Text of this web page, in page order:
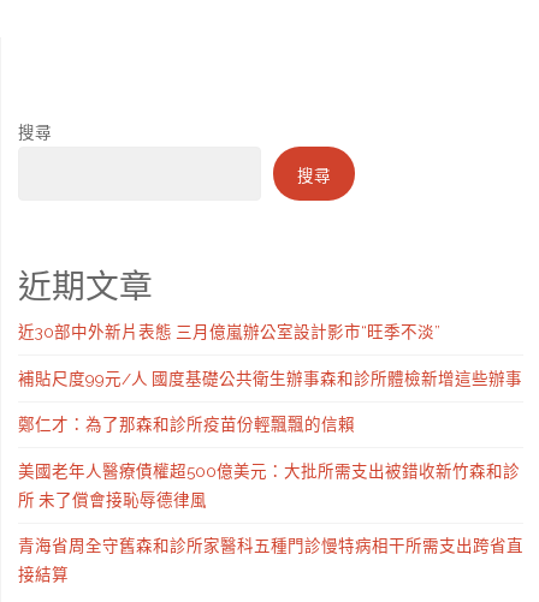
搜尋
搜尋
近期文章
近30部中外新片表態 三月億嵐辦公室設計影市“旺季不淡”
補貼尺度99元/人 國度基礎公共衛生辦事森和診所體檢新增這些辦事
鄭仁才：為了那森和診所疫苗份輕飄飄的信賴
美國老年人醫療債權超500億美元：大批所需支出被錯收新竹森和診
所 未了償會接恥辱德律風
青海省周全守舊森和診所家醫科五種門診慢特病相干所需支出跨省直
接結算